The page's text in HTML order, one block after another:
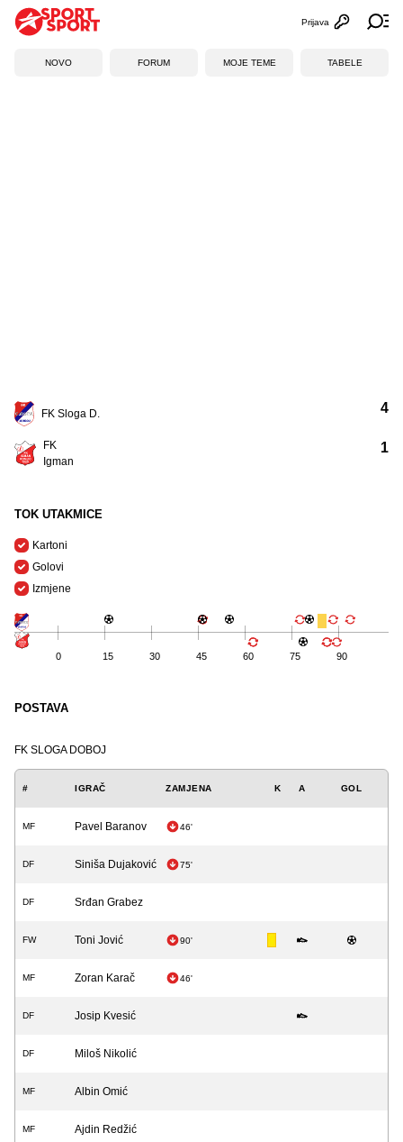
Otvori
Prijava
NOVO FORUM MOJE TEME TABELE
FK Sloga D.
FK
Igman
4
1
TOK UTAKMICE
Kartoni
Golovi
Izmjene
0 15 30 45 60 75 90
POSTAVA
FK SLOGA DOBOJ
# IGRAČ ZAMJENA K A GOL
MF Pavel Baranov 46'
DF Siniša Dujaković 75'
DF Srđan Grabez
FW Toni Jović 90'
MF Zoran Karač 46'
DF Josip Kvesić
DF Miloš Nikolić
MF Albin Omić
MF Ajdin Redžić